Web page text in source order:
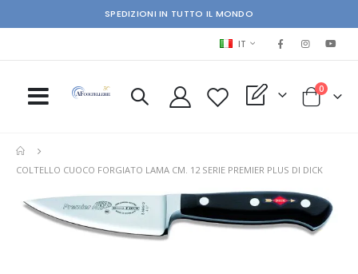
SPEDIZIONI IN TUTTO IL MONDO
LINGUA
IT
My Quote Cart
0elementi
COLTELLO CUOCO FORGIATO LAMA CM. 12 SERIE PREMIER PLUS DI DICK
to